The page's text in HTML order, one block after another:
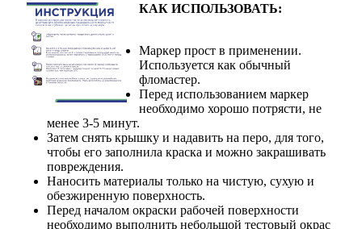
КАК ИСПОЛЬЗОВАТЬ:
Маркер прост в применении.
Используется как обычный
фломастер.
Перед использованием маркер
необходимо хорошо потрясти, не
менее 3-5 минут.
Затем снять крышку и надавить на перо, для того,
чтобы его заполнила краска и можно закрашивать
повреждения.
Наносить материалы только на чистую, сухую и
обезжиренную поверхность.
Перед началом окраски рабочей поверхности
необходимо выполнить небольшой тестовый окрас